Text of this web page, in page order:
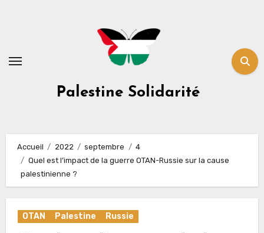
Palestine Solidarité
Accueil 2022 septembre
4
Quel est l’impact de la guerre OTAN-Russie sur la cause
palestinienne ?
OTAN Palestine Russie